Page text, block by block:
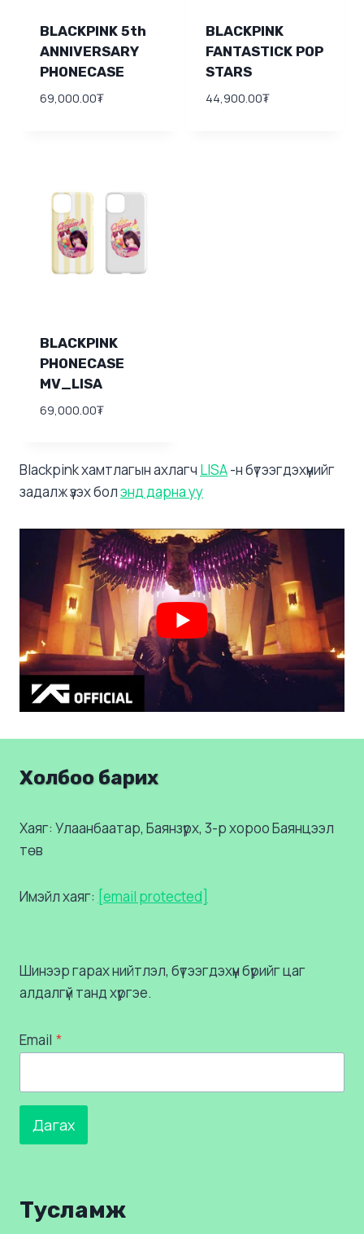
BLACKPINK 5th
ANNIVERSARY
PHONECASE
69,000.00₮
BLACKPINK
FANTASTICK POP
STARS
44,900.00₮
BLACKPINK
PHONECASE
MV_LISA
69,000.00₮
Blackpink хамтлагын ахлагч LISA-н бүтээгдэхүүнийг
задалж үзэх болэнд дарна уу
Холбоо барих
Хаяг: Улаанбаатар, Баянзүрх, 3-р хороо Баянцээл
төв
Имэйл хаяг: [email protected]
Шинээр гарах нийтлэл, бүтээгдэхүүн бүрийг цаг
алдалгүй танд хүргэе.
Email *
Дагах
Тусламж